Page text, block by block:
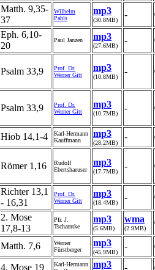
Matth. 9,35-
37
Wilhelm
Pahls
mp3
(30.8MB)
-
Eph. 6,10-
20
Paul Janzen mp3
(27.6MB)
-
Psalm 33,9
Prof. Dr.
Werner Gitt
mp3
(10.8MB)
-
Psalm 33,9
Prof. Dr.
Werner Gitt
mp3
(10.7MB)
-
Hiob 14,1-4
Karl-Hermann
Kauffmann
mp3
(28.2MB)
-
Römer 1,16
Rudolf
Ebertshaeuser
mp3
(17.7MB)
-
Richter 13,1
- 16,31
Prof. Dr.
Werner Gitt
mp3
(18.4MB)
-
2. Mose
17,8-13
Pfr. J.
Tscharntke
mp3
(5.6MB)
wma
(2.9MB)
Matth. 7,6
Werner
Fürstberger
mp3
(45.9MB)
-
4. Mose 19
Karl-Hermann
mp3 -